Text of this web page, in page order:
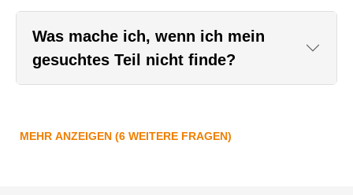
Was mache ich, wenn ich mein
gesuchtes Teil nicht finde?
MEHR ANZEIGEN (6 WEITERE FRAGEN)